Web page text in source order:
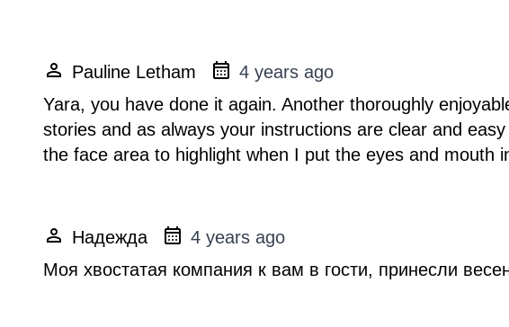
Pauline Letham
4 years ago
Yara, you have done it again. Another thoroughly
stories and as always your instructions are clear and
the face area to highlight when I put the eyes and mouth
Надежда
4 years ago
Моя хвостатая компания к вам в гости, принесли